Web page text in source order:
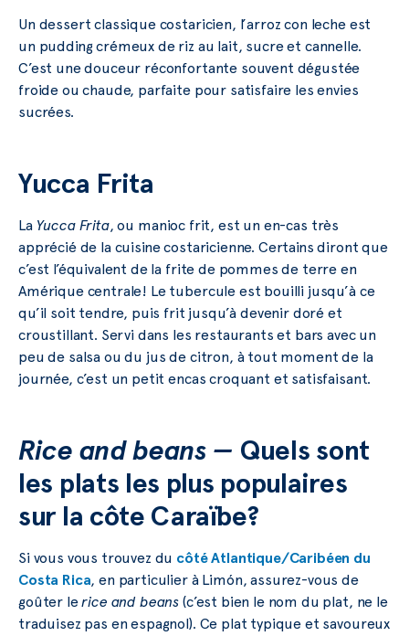
Un dessert classique costaricien, l’arroz con leche est
un pudding crémeux de riz au lait, sucre et cannelle.
C’est une douceur réconfortante souvent dégustée
froide ou chaude, parfaite pour satisfaire les envies
sucrées.
Yucca Frita
La Yucca Frita, ou manioc frit, est un en-cas très
apprécié de la cuisine costaricienne. Certains diront que
c’est l’équivalent de la frite de pommes de terre en
Amérique centrale! Le tubercule est bouilli jusqu’à ce
qu’il soit tendre, puis frit jusqu’à devenir doré et
croustillant. Servi dans les restaurants et bars avec un
peu de salsa ou du jus de citron, à tout moment de la
journée, c’est un petit encas croquant et satisfaisant.
Rice and beans — Quels sont
les plats les plus populaires
sur la côte Caraïbe?
Si vous vous trouvez du côté Atlantique/Caribéen du
Costa Rica, en particulier à Limón, assurez-vous de
goûter lerice and beans (c’est bien le nom du plat, ne le
traduisez pas en espagnol). Ce plat typique et savoureux